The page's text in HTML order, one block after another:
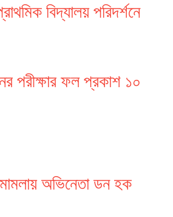
বিদ্যালয় পরিদর্শনে
পরীক্ষার ফল প্রকাশ ১০
অভিনেতা ডন হক